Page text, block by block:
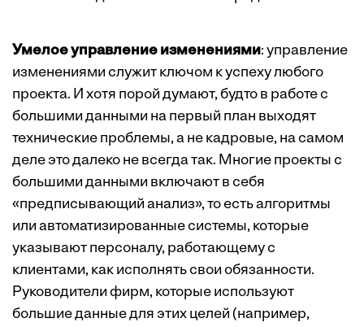
Умелое управление изменениями: управление
изменениями служит ключом к успеху любого
проекта. И хотя порой думают, будто в работе с
большими данными на первый план выходят
технические проблемы, а не кадровые, на самом
деле это далеко не всегда так. Многие проекты с
большими данными включают в себя
«предписывающий анализ», то есть алгоритмы
или автоматизированные системы, которые
указывают персоналу, работающему с
клиентами, как исполнять свои обязанности.
Руководители фирм, которые используют
большие данные для этих целей (например,